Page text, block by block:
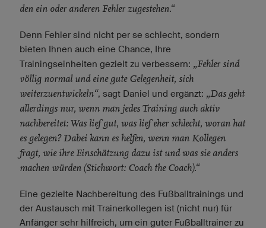
den ein oder anderen Fehler zugestehen.“
Denn Fehler sind nicht per se schlecht, sondern
bieten Ihnen auch eine Chance, Ihre
Trainingseinheiten gezielt zu verbessern: „Fehler sind
völlig normal und eine gute Gelegenheit, sich
weiterzuentwickeln“, sagt Daniel und ergänzt: „Das geht
allerdings nur, wenn man jedes Training auch aktiv
nachbereitet: Was lief gut, was lief eher schlecht, woran hat
es gelegen? Dabei kann es helfen, wenn man Kollegen
fragt, wie ihre Einschätzung dazu ist und was sie anders
machen würden (Stichwort: Coach the Coach).“
Eine gezielte Nachbereitung des Fußballtrainings und
der Austausch mit Trainerkollegen ist (nicht nur) für
Anfänger sehr hilfreich, um ein guter Fußballtrainer zu